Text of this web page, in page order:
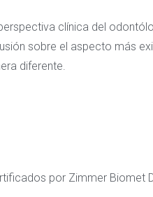
clínica del
sobre el aspecto más
diferente.
por Zimmer Biomet